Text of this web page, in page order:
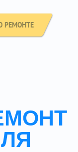
РЕМОНТЕ